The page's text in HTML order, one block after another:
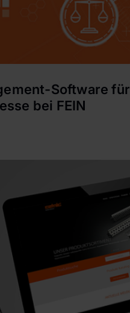
Software für
bei FEIN